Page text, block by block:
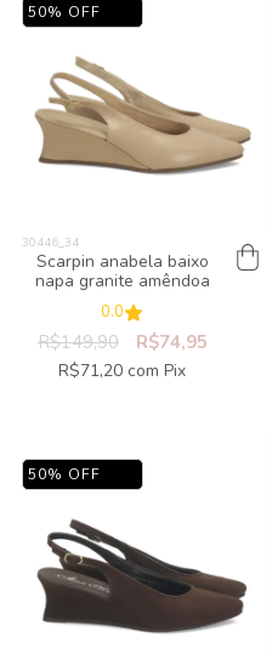
50% OFF
Scarpin anabela baixo
napa granite amêndoa
0.0
R$149,90 R$74,95
R$71,20 com Pix
50% OFF